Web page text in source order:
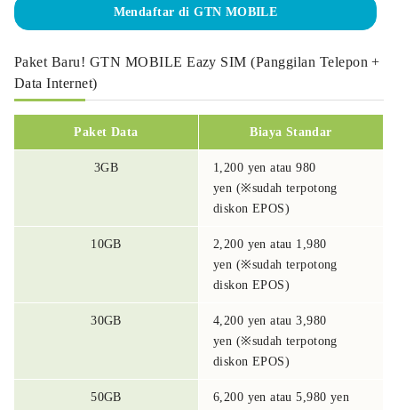
Mendaftar di GTN MOBILE
Paket Baru! GTN MOBILE Eazy SIM (Panggilan Telepon +
Data Internet)
Paket Data Biaya Standar
3GB
1,200 yen atau 980
yen (※sudah terpotong
diskon EPOS)
10GB
2,200 yen atau 1,980
yen (※sudah terpotong
diskon EPOS)
30GB
4,200 yen atau 3,980
yen (※sudah terpotong
diskon EPOS)
50GB
6,200 yen atau 5,980 yen